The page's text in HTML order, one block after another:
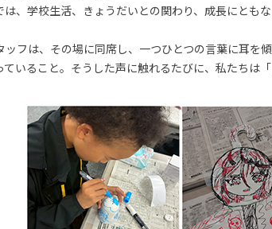
は、学校生活、きょうだいとの関わり、成長にと
ッフは、その場に同席し、一つひとつの言葉に耳を
いること。そうした声に触れるたびに、私たちは